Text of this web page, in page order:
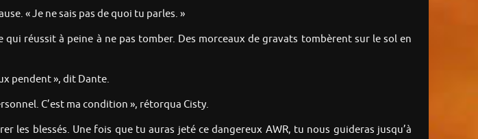
« Je ne sais pas de quoi tu parles. »
réussit à peine à ne pas tomber. Des morceaux de gravats tombèrent sur le sol en
pendent », dit Dante.
C’est ma condition », rétorqua Cisty.
les blessés. Une fois que tu auras jeté ce dangereux AWR, tu nous guideras jusqu’à